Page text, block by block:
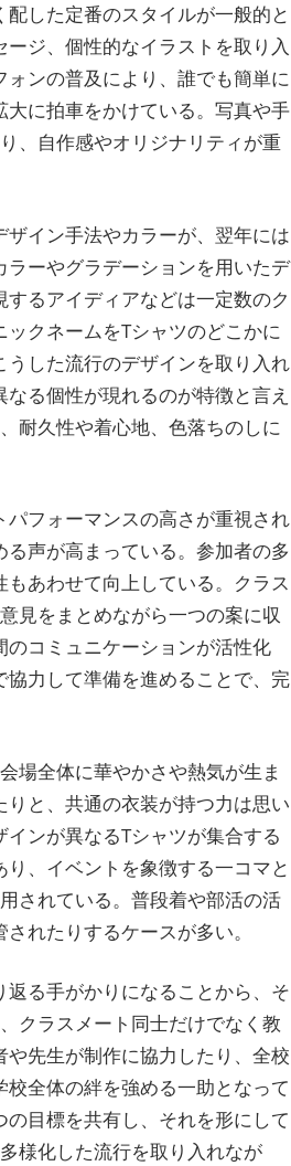
した定番のスタイルが一般的と
ジ、個性的なイラストを取り入
ンの普及により、誰でも簡単に
に拍車をかけている。写真や手
、自作感やオリジナリティが重
イン手法やカラーが、翌年には
ラーやグラデーションを用いたデ
るアイディアなどは一定数のク
クネームをTシャツのどこかに
した流行のデザインを取り入れ
る個性が現れるのが特徴と言え
耐久性や着心地、色落ちのしに
フォーマンスの高さが重視され
声が高まっている。参加者の多
あわせて向上している。クラス
見をまとめながら一つの案に収
コミュニケーションが活性化
力して準備を進めることで、完
場全体に華やかさや熱気が生ま
と、共通の衣装が持つ力は思い
ンが異なるTシャツが集合する
、イベントを象徴する一コマと
されている。普段着や部活の活
れたりするケースが多い。
る手がかりになることから、そ
クラスメート同士だけでなく教
先生が制作に協力したり、全校
全体の絆を強める一助となって
目標を共有し、それを形にして
様化した流行を取り入れなが